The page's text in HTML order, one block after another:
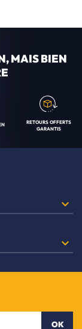
MAIS BIEN
RETOURS OFFERTS
GARANTIS


OK